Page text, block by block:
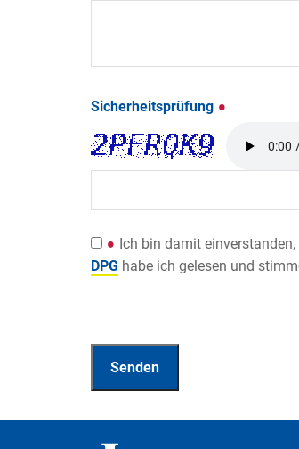
Sicherheitsprüfung
Ich bin damit
DPG habe ich gelesen und